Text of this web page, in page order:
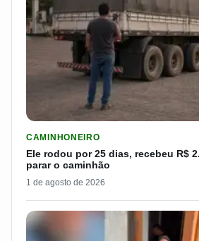
CAMINHONEIRO
Ele rodou por 25 dias, recebeu R$
parar o caminhão
1 de agosto de 2026